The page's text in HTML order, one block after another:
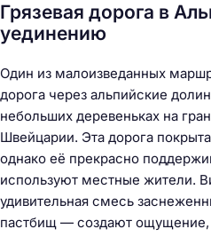
Грязевая дорога в
уединению
Один из малоизведанных
дорога через альпийские
небольших деревеньках на
Швейцарии. Эта дорога
однако её прекрасно
используют местные жители.
удивительная смесь
пастбищ — создают ощущение,